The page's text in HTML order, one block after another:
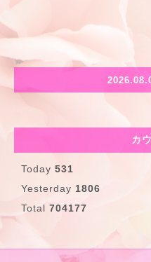
カ
Today 531
Yesterday 1806
Total 704177